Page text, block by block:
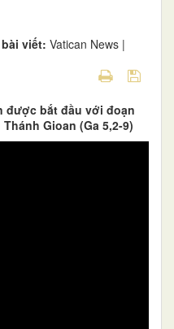
viết: Vatican News |
được bắt đầu với đoạn
Gioan (Ga 5,2-9)